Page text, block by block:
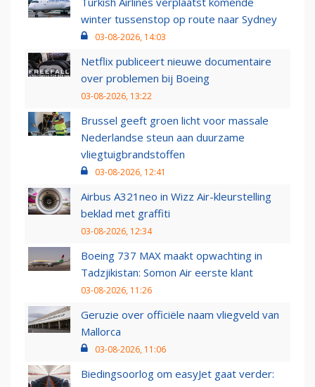
winter tussenstop op route naar Sydney
03-08-2026, 14:03
Netflix publiceert nieuwe documentaire
over problemen bij Boeing
03-08-2026, 13:22
Brussel geeft groen licht voor massale
Nederlandse steun aan duurzame
vliegtuigbrandstoffen
03-08-2026, 12:41
Airbus A321neo in Wizz Air-kleurstelling
beklad met graffiti
03-08-2026, 12:34
Boeing 737 MAX maakt opwachting in
Tadzjikistan: Somon Air eerste klant
03-08-2026, 11:26
Geruzie over officiële naam vliegveld van
Mallorca
03-08-2026, 11:06
Biedingsoorlog om easyJet gaat verder: